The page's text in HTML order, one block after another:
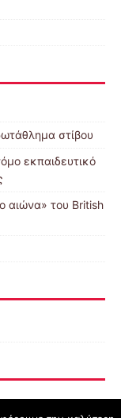
στίβου
εκπαιδευτικό
αιώνα» του British